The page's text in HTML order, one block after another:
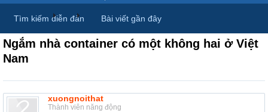
Diễn đàn ... Nội thất & Ngoại thất
Ngắm nhà container có một không hai ở Việt
Nam
xuongnoithat
Thành viên năng động
Tìm kiếm diễn đàn Bài viết gần đây